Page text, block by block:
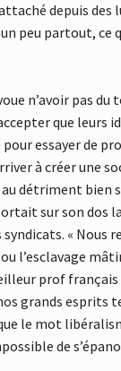
depuis des
peu partout, ce
n’avoir pas du
que leurs
essayer de
à créer une
détriment bien
sur son dos
« Nous
l’esclavage
prof
grands esprits
le mot
de